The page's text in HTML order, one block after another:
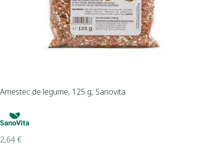
Amestec de legume, 125 g, Sanovita
2,64€